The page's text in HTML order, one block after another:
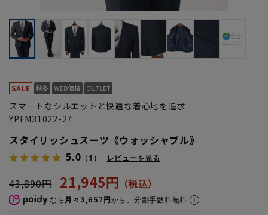
スマートなシルエットと快適な着心地を追求
YPFM31022-27
スタイリッシュスーツ《ウォッシャブル》
5.0 （1） レビューを見る
43,890円 21,945円
なら 月々3,657円から。分割手数料無料